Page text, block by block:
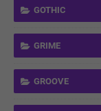
GOTHIC
GRIME
GROOVE